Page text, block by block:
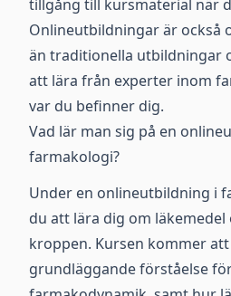
tillgång till kursmaterial när
Onlineutbildningar är också
än traditionella utbildningar
att lära från experter inom
var du befinner dig.
Vad lär man sig på en
farmakologi?
Under en onlineutbildning i
du att lära dig om
kroppen. Kursen kommer
grundläggande förståelse